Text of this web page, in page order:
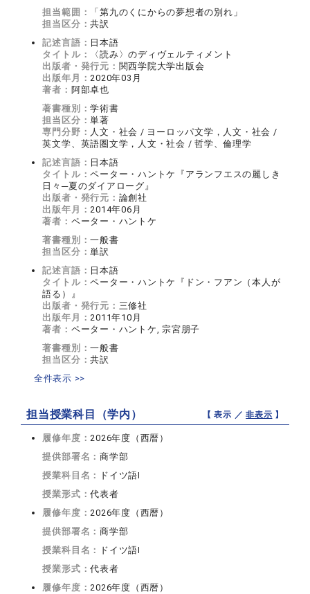
担当範囲：
「第九のくにからの夢想者の別れ」
担当区分：共訳
記述言語： 日本語
タイトル：
〈読み〉のディヴェルティメント
出版者・発行元： 関西学院大学出版会
出版年月：2020年03月
著者： 阿部卓也
著書種別：学術書
担当区分：単著
専門分野： 人文・社会 / ヨーロッパ文学，人文・社会 /
英文学、英語圏文学，人文・社会 / 哲学、倫理学
記述言語： 日本語
タイトル：ペーター・ハントケ『アランフエスの麗しき
日々─夏のダイアローグ』
出版者・発行元： 論創社
出版年月：2014年06月
著者： ペーター・ハントケ
著書種別：一般書
担当区分：単訳
記述言語： 日本語
タイトル：ペーター・ハントケ『ドン・フアン（本人が
語る）』
出版者・発行元： 三修社
出版年月：2011年10月
著者： ペーター・ハントケ, 宗宮朋子
著書種別：一般書
担当区分：共訳
全件表示 >>
担当授業科目（学内） 【 表示 ／非表示 】
履修年度：2026年度（西暦）
提供部署名：商学部
授業科目名：
ドイツ語I
授業形式：代表者
履修年度：2026年度（西暦）
提供部署名：商学部
授業科目名：
ドイツ語I
授業形式：代表者
履修年度：2026年度（西暦）